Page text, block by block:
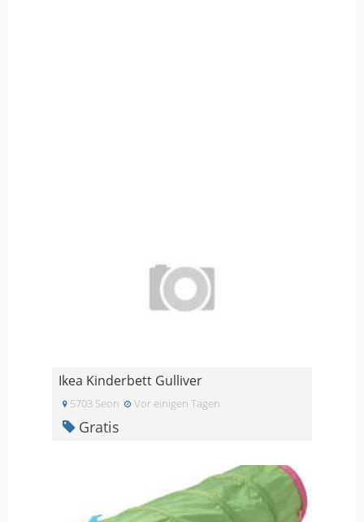
Ikea Kinderbett Gulliver
5703 Seon Vor einigen Tagen
Gratis